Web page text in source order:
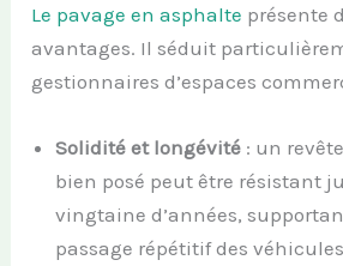
Le pavage en asphalte présente
avantages. Il séduit
gestionnaires d’espaces
Solidité et longévité : un
bien posé peut être résistant
vingtaine d’années,
passage répétitif des